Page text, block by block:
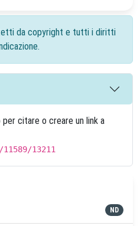
da copyright e tutti i diritti
citare o creare un link a
13211
ND